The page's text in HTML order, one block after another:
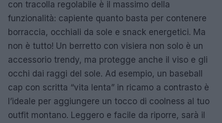
con tracolla regolabile è il massimo della
funzionalità: capiente quanto basta per contenere
borraccia, occhiali da sole e snack energetici. Ma
non è tutto! Un berretto con visiera non solo è un
accessorio trendy, ma protegge anche il viso e gli
occhi dai raggi del sole. Ad esempio, un baseball
cap con scritta “vita lenta” in ricamo a contrasto è
l’ideale per aggiungere un tocco di coolness al tuo
outfit montano. Leggero e facile da riporre, sarà il